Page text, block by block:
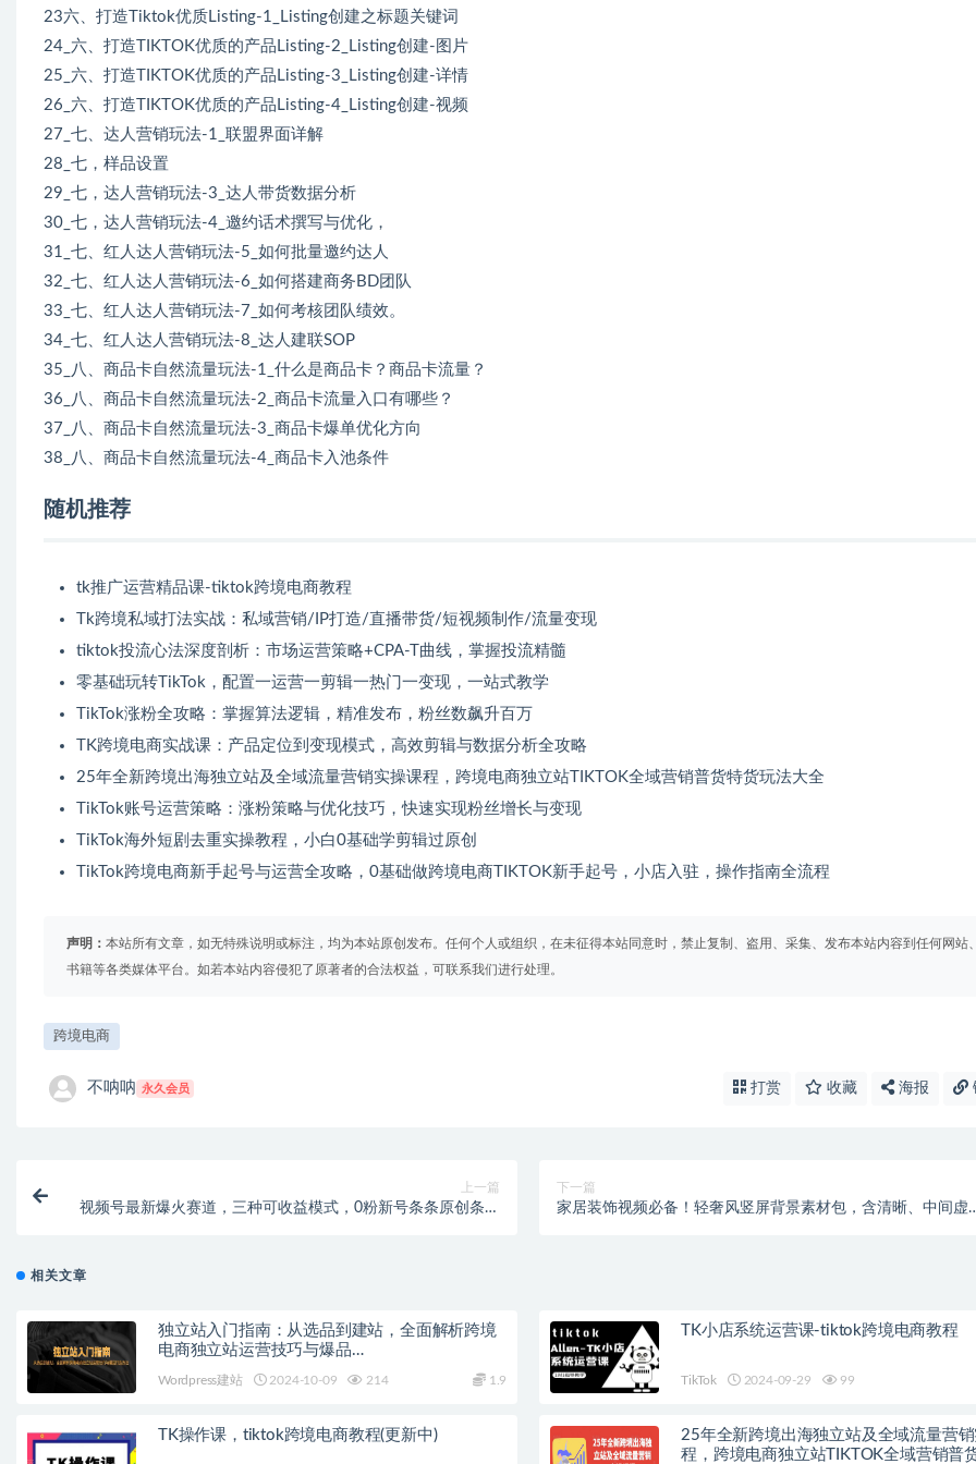
23六、打造Tiktok优质Listing-1_Listing创建之标题关键词
24_六、打造TIKTOK优质的产品Listing-2_Listing创建-图片
25_六、打造TIKTOK优质的产品Listing-3_Listing创建-详情
26_六、打造TIKTOK优质的产品Listing-4_Listing创建-视频
27_七、达人营销玩法-1_联盟界面详解
28_七，样品设置
29_七，达人营销玩法-3_达人带货数据分析
30_七，达人营销玩法-4_邀约话术撰写与优化，
31_七、红人达人营销玩法-5_如何批量邀约达人
32_七、红人达人营销玩法-6_如何搭建商务BD团队
33_七、红人达人营销玩法-7_如何考核团队绩效。
34_七、红人达人营销玩法-8_达人建联SOP
35_八、商品卡自然流量玩法-1_什么是商品卡？商品卡流量？
36_八、商品卡自然流量玩法-2_商品卡流量入口有哪些？
37_八、商品卡自然流量玩法-3_商品卡爆单优化方向
38_八、商品卡自然流量玩法-4_商品卡入池条件
随机推荐
tk推广运营精品课-tiktok跨境电商教程
Tk跨境私域打法实战：私域营销/IP打造/直播带货/短视频制作/流量变现
tiktok投流心法深度剖析：市场运营策略+CPA-T曲线，掌握投流精髓
零基础玩转TikTok，配置一运营一剪辑一热门一变现，一站式教学
TikTok涨粉全攻略：掌握算法逻辑，精准发布，粉丝数飙升百万
TK跨境电商实战课：产品定位到变现模式，高效剪辑与数据分析全攻略
25年全新跨境出海独立站及全域流量营销实操课程，跨境电商独立站TIKTOK全域营销普货特货玩法大全
TikTok账号运营策略：涨粉策略与优化技巧，快速实现粉丝增长与变现
TikTok海外短剧去重实操教程，小白0基础学剪辑过原创
TikTok跨境电商新手起号与运营全攻略，0基础做跨境电商TIKTOK新手起号，小店入驻，操作指南全流程
声明： 本站所有文章，如无特殊说明或标注，均为本站原创发布。任何个人或组织，在未征得本站同意时，禁止复制、盗用、采集、发布本站内容到任何网站
书籍等各类媒体平台。如若本站内容侵犯了原著者的合法权益，可联系我们进行处理。
跨境电商
不呐呐 永久会员 打赏 收藏 海报
上一篇
视频号最新爆火赛道，三种可收益模式，0粉新号条条原创条条
下一篇
家居装饰视频必备！轻奢风竖屏背景素材包，含清晰、中间虚
相关文章
独立站入门指南：从选品到建站，全面解析跨境
电商独立站运营技巧与爆品…
Wordpress建站 2024-10-09 214 1.9
TK小店系统运营课-tiktok跨境电商教程
TikTok 2024-09-29 99
TK操作课，tiktok跨境电商教程(更新中)
25年全新跨境出海独立站及全域流量营
程，跨境电商独立站TIKTOK全域营销普